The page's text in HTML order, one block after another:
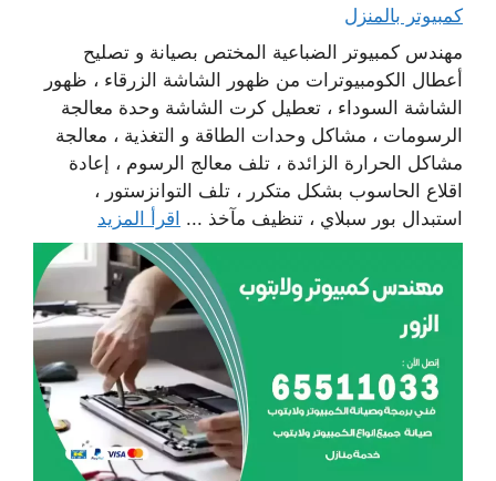
كمبيوتر بالمنزل
مهندس كمبيوتر الضباعية المختص بصيانة و تصليح
أعطال الكومبيوترات من ظهور الشاشة الزرقاء ، ظهور
الشاشة السوداء ، تعطيل كرت الشاشة وحدة معالجة
الرسومات ، مشاكل وحدات الطاقة و التغذية ، معالجة
مشاكل الحرارة الزائدة ، تلف معالج الرسوم ، إعادة
اقلاع الحاسوب بشكل متكرر ، تلف التوانزستور ،
استبدال بور سبلاي ، تنظيف مآخذ ... اقرأ المزيد